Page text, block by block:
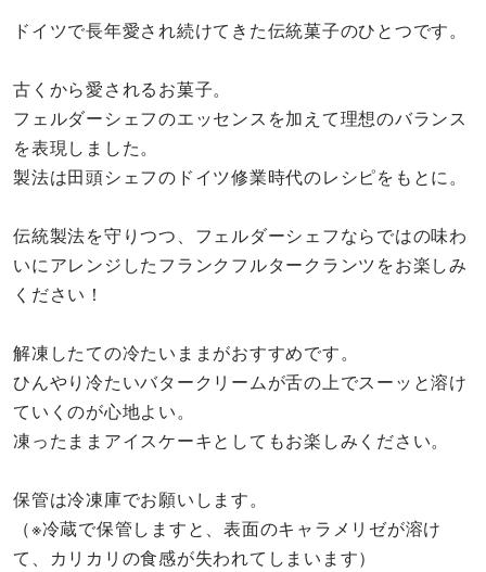
ドイツで長年愛され続けてきた伝統菓子のひとつです。
古くから愛されるお菓子。
フェルダーシェフのエッセンスを加えて理想のバランス
を表現しました。
製法は田頭シェフのドイツ修業時代のレシピをもとに。
伝統製法を守りつつ、フェルダーシェフならではの味わ
いにアレンジしたフランクフルタークランツをお楽しみ
ください！
解凍したての冷たいままがおすすめです。
ひんやり冷たいバタークリームが舌の上でスーッと溶け
ていくのが心地よい。
凍ったままアイスケーキとしてもお楽しみください。
保管は冷凍庫でお願いします。
（※冷蔵で保管しますと、表面のキャラメリゼが溶け
て、カリカリの食感が失われてしまいます）